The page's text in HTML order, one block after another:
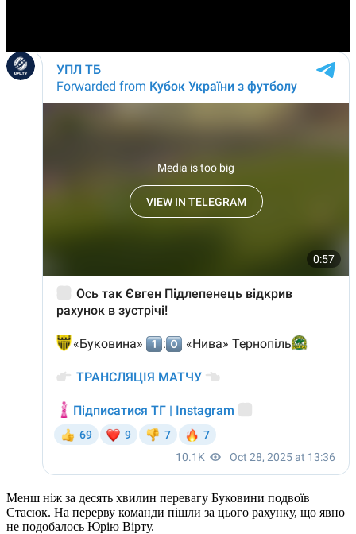
Менш ніж за десять хвилин перевагу Буковини подвоїв
Стасюк. На перерву команди пішли за цього рахунку, що явно
не подобалось Юрію Вірту.